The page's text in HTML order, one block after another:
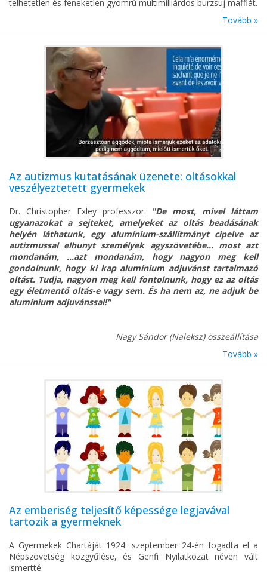
telhetetlen és feneketlen gyomrú multimilliárdos burzsuj maffiát.
Tovább »
Az autizmus kutatásának üzenete: oltásokkal
veszélyeztetett gyermekek
Dr. Christopher Exley professzor:
"De most, mivel láttam
ugyanazokat a sejteket, amelyeket az oltás beadásának
helyén láthatunk, egy alumínium-szállítmányt cipelve az
autizmussal elhunyt személyek agyszövetébe... most azt
mondanám, ...azt mondanám, hogy nagyon meg kell
gondolnunk, hogy ki kap alumínium adjuvánst tartalmazó
oltást. Tudja, nagyon meg kell fontolnunk, hogy ez az oltás
egy életmentő oltás-e vagy sem. És ha nem az, ne adjuk be
alumínium adjuvánssal!"
Nagy Sándor (Naleksz) összeállítása
Tovább »
Az emberiség teljesítő képessége legjavával
tartozik a gyermeknek
A Gyermekek Chartáját 1924. szeptember 24-én fogadta el a
Népszövetség közgyűlése, és Genfi Nyilatkozat néven vált
ismertté.